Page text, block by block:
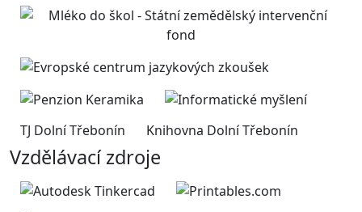
TJ Dolní Třebonín Knihovna Dolní Třebonín
Vzdělávací zdroje